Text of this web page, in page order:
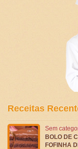
Receitas
Sem
BOLO DE
FOFINHA